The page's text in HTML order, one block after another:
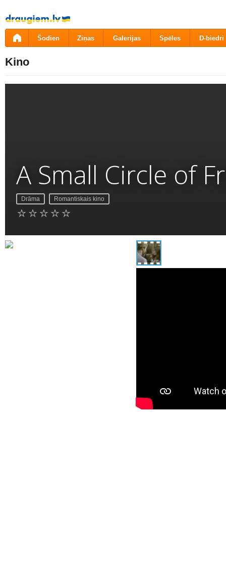
Pāriet
uz
saturu
Šodien Ziņas Galerijas Spēles D-biedri
Kino
A Small Circle of
Drāma Romantiskais kino